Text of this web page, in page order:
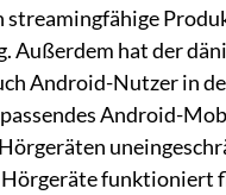
streamingfähige
Außerdem hat der
Android-Nutzer in
Android-
Hörgeräte funktioniert